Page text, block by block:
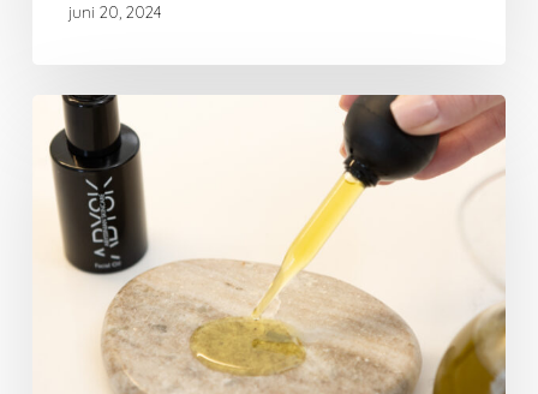
juni 20, 2024
Lipiden